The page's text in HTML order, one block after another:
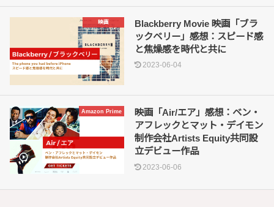
映画
Blackberry Movie 映画「ブラ
ックベリー」感想：スピード感
と焦燥感を時代と共に
2023-06-04
Amazon Prime
映画「Air/エア」感想：ベン・
アフレックとマット・デイモン
制作会社Artists Equity共同設
立デビュー作品
2023-06-06